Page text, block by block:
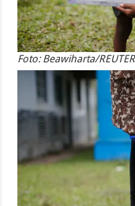
Foto: Beawiharta/